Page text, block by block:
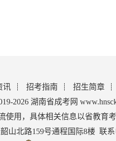
讯 招考指南 招生简章
2026 湖南省成考网
使用，具体相关信息以省教育
山北路159号通程国际8楼 联系